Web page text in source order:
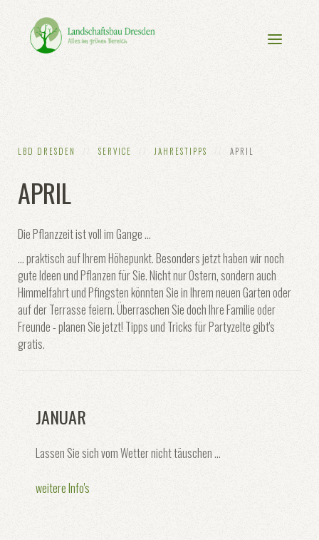
LBD DRESDEN SERVICE JAHRESTIPPS APRIL
APRIL
Die Pflanzzeit ist voll im Gange ...
... praktisch auf Ihrem Höhepunkt. Besonders jetzt haben wir noch
gute Ideen und Pflanzen für Sie. Nicht nur Ostern, sondern auch
Himmelfahrt und Pfingsten könnten Sie in Ihrem neuen Garten oder
auf der Terrasse feiern. Überraschen Sie doch Ihre Familie oder
Freunde - planen Sie jetzt! Tipps und Tricks für Partyzelte gibt's
gratis.
JANUAR
Lassen Sie sich vom Wetter nicht täuschen ...
weitere Info's